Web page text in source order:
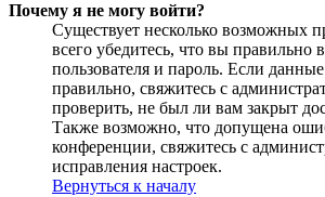
Почему я не могу войти?
Существует несколько возможных
всего убедитесь, что вы правильно
пользователя и пароль. Если
правильно, свяжитесь с
проверить, не был ли вам закрыт
Также возможно, что допущена
конференции, свяжитесь с
исправления настроек.
Вернуться к началу